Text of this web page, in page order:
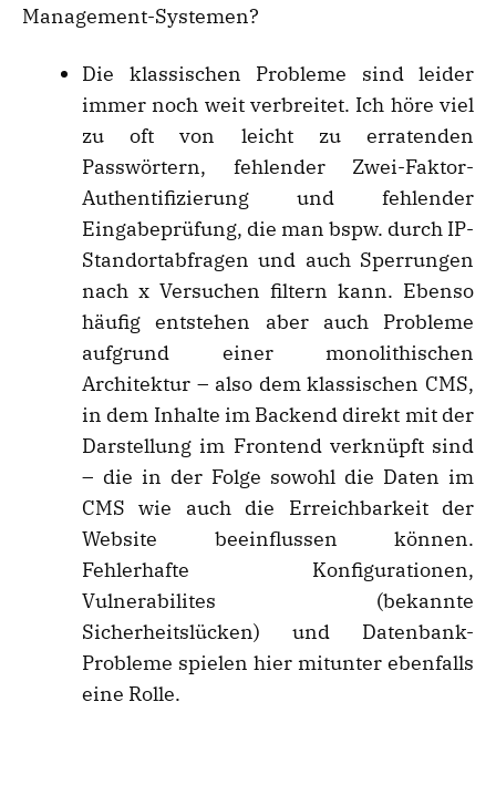
Management-Systemen?
Die klassischen Probleme sind leider
immer noch weit verbreitet. Ich höre viel
zu oft von leicht zu erratenden
Passwörtern, fehlender Zwei-Faktor-
Authentifizierung und fehlender
Eingabeprüfung, die man bspw. durch IP-
Standortabfragen und auch Sperrungen
nach x Versuchen filtern kann. Ebenso
häufig entstehen aber auch Probleme
aufgrund einer monolithischen
Architektur – also dem klassischen CMS,
in dem Inhalte im Backend direkt mit der
Darstellung im Frontend verknüpft sind
– die in der Folge sowohl die Daten im
CMS wie auch die Erreichbarkeit der
Website beeinflussen können.
Fehlerhafte Konfigurationen,
Vulnerabilites (bekannte
Sicherheitslücken) und Datenbank-
Probleme spielen hier mitunter ebenfalls
eine Rolle.